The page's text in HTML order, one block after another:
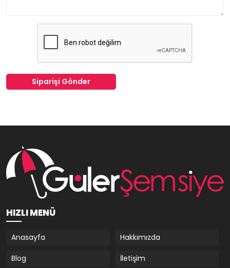
Siparişi Gönder
HIZLI MENÜ
Anasayfa Hakkımızda
Blog İletişim